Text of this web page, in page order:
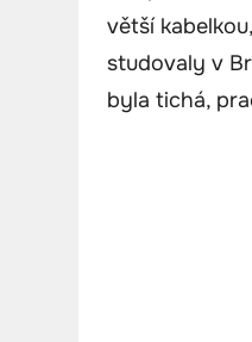
větší
studovaly v
byla tichá,